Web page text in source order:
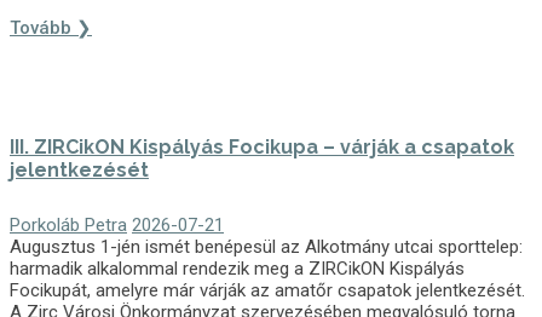
Tovább ❯
III. ZIRCikON Kispályás Focikupa – várják a csapatok
jelentkezését
Porkoláb Petra 2026-07-21
Augusztus 1-jén ismét benépesül az Alkotmány utcai sporttelep:
harmadik alkalommal rendezik meg a ZIRCikON Kispályás
Focikupát, amelyre már várják az amatőr csapatok jelentkezését.
A Zirc Városi Önkormányzat szervezésében megvalósuló torna